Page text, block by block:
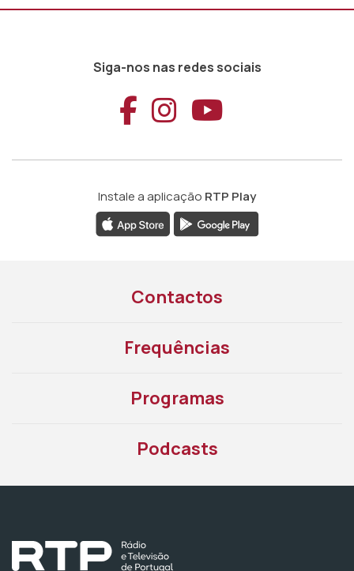
Siga-nos nas redes sociais
Aceder ao
Aceder ao
Aceder
Instale a aplicação RTP Play
Contactos
Frequências
Programas
Podcasts